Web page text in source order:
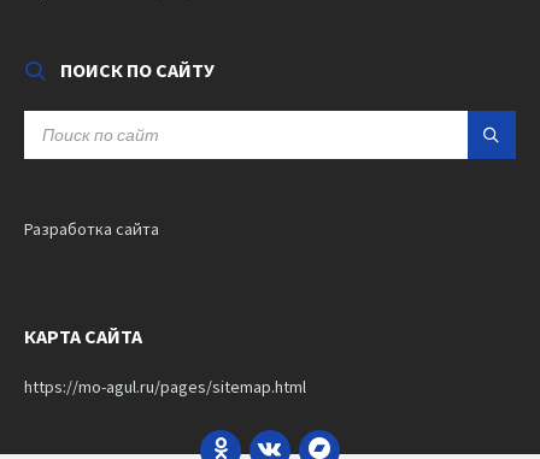
ПОИСК ПО САЙТУ
Разработка сайта
КАРТА САЙТА
https://mo-agul.ru/pages/sitemap.html
Odnoklassniki
VK Bandcamp